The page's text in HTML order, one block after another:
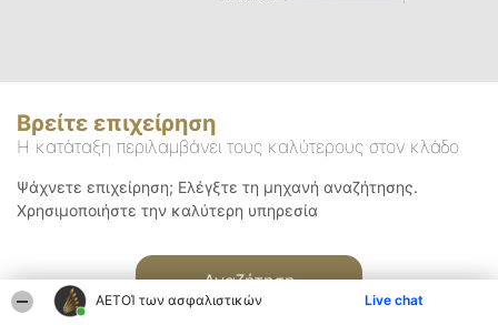
ΑΕΤΟΊ των ασφαλιστικών Live chat
Βρείτε επιχείρηση
Η κατάταξη περιλαμβάνει τους καλύτερους στον κλάδο
Ψάχνετε επιχείρηση; Ελέγξτε τη μηχανή αναζήτησης.
Χρησιμοποιήστε την καλύτερη υπηρεσία
Αναζήτηση